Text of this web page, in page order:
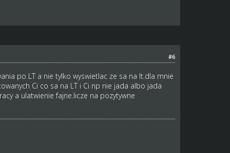
#6
po LT a nie tylko wyswietlac ze sa na lt.dla mnie
Ci co sa na LT i Ci np nie jada albo jada
a ulatwienie fajne.licze na pozytywne